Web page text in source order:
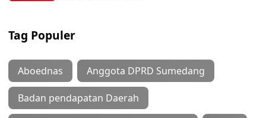
Tag Populer
Aboednas Anggota DPRD Sumedang
Badan pendapatan Daerah